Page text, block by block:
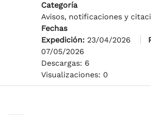
Categoría
Avisos, notificaciones y
Fechas
Expedición: 23/04/2026
07/05/2026
Descargas: 6
Visualizaciones: 0